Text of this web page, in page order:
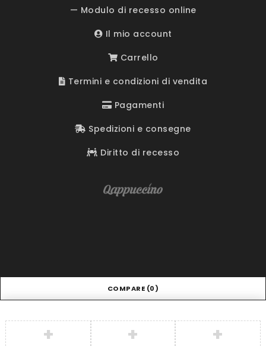
— Modulo di recesso online
Il mio account
Carrello
Termini e condizioni di vendita
Pagamenti
Spedizioni e consegne
Diritto di recesso
COMPARE (0)